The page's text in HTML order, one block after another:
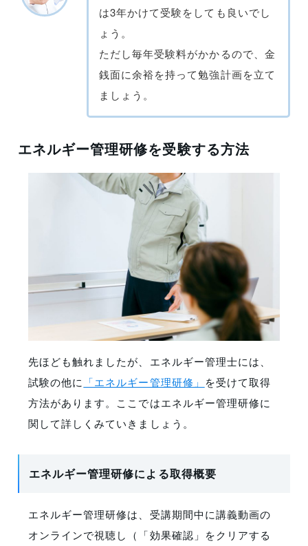
は3年かけて受験をしても良いでし
ょう。
ただし毎年受験料がかかるので、金
銭面に余裕を持って勉強計画を立て
ましょう。
エネルギー管理研修を受験する方法
先ほども触れましたが、エネルギー管理士には、
試験の他に 「エネルギー管理研修」 を受けて取得
方法があります。ここではエネルギー管理研修に
関して詳しくみていきましょう。
エネルギー管理研修による取得概要
エネルギー管理研修は、受講期間中に講義動画の
オンラインで視聴し（「効果確認」をクリアする